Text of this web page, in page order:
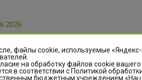
Илизарова пополнил
в Центре Илизарова прошла
профессор Центра Илизарова».
файлы cookie, используемые «Яндекс-
на обработку файлов cookie вашего
в соответствии с Политикой
бюджетным учреждением